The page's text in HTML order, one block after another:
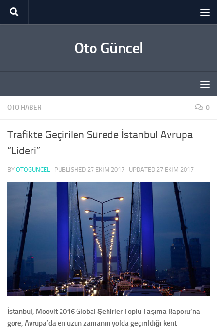
Skip to content
Oto Güncel
OTO HABER 0
Trafikte Geçirilen Sürede İstanbul Avrupa
“Lideri”
BY OTOGÜNCEL · PUBLISHED 27 EKIM 2017 · UPDATED 27 EKIM 2017
İstanbul, Moovit 2016 Global Şehirler Toplu Taşıma Raporu’na
göre, Avrupa’da en uzun zamanın yolda geçirildiği kent